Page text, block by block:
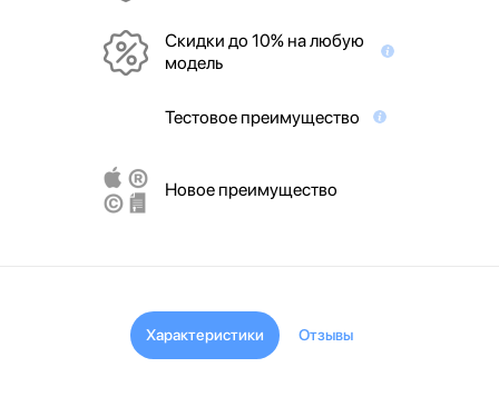
Скидки до 10% на любую
модель
Тестовое преимущество
Новое преимущество
Характеристики Отзывы